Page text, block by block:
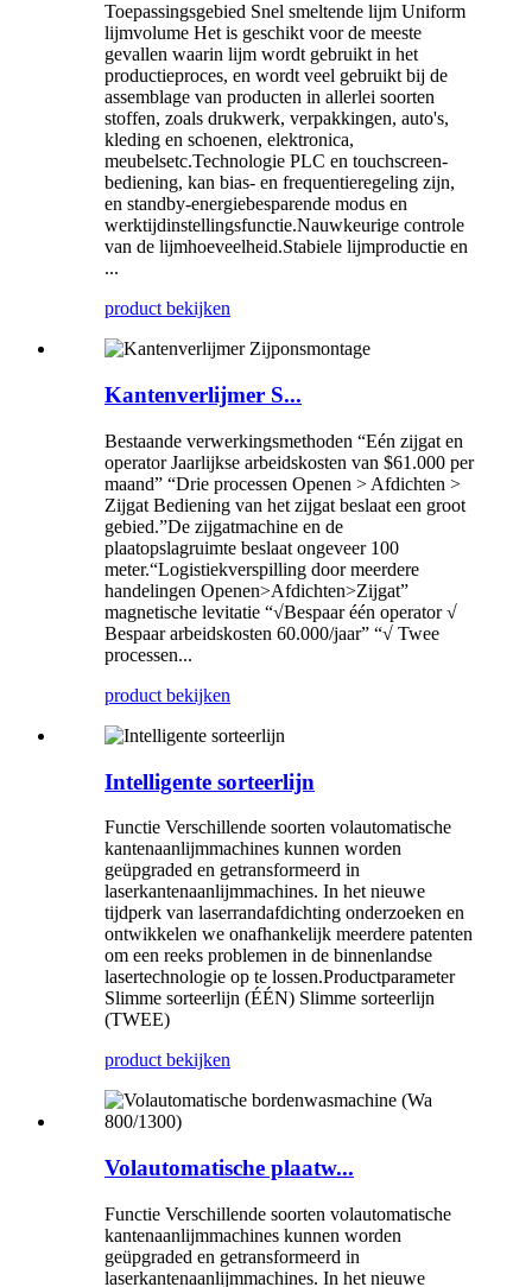
Toepassingsgebied Snel smeltende lijm Uniform
lijmvolume Het is geschikt voor de meeste
gevallen waarin lijm wordt gebruikt in het
productieproces, en wordt veel gebruikt bij de
assemblage van producten in allerlei soorten
stoffen, zoals drukwerk, verpakkingen, auto's,
kleding en schoenen, elektronica,
meubelsetc.Technologie PLC en touchscreen-
bediening, kan bias- en frequentieregeling zijn,
en standby-energiebesparende modus en
werktijdinstellingsfunctie.Nauwkeurige controle
van de lijmhoeveelheid.Stabiele lijmproductie en
...
product bekijken
Kantenverlijmer S...
Bestaande verwerkingsmethoden “Eén zijgat en
operator Jaarlijkse arbeidskosten van $61.000 per
maand” “Drie processen Openen > Afdichten >
Zijgat Bediening van het zijgat beslaat een groot
gebied.”De zijgatmachine en de
plaatopslagruimte beslaat ongeveer 100
meter.“Logistiekverspilling door meerdere
handelingen Openen>Afdichten>Zijgat”
magnetische levitatie “√Bespaar één operator √
Bespaar arbeidskosten 60.000/jaar” “√ Twee
processen...
product bekijken
Intelligente sorteerlijn
Functie Verschillende soorten volautomatische
kantenaanlijmmachines kunnen worden
geüpgraded en getransformeerd in
laserkantenaanlijmmachines. In het nieuwe
tijdperk van laserrandafdichting onderzoeken en
ontwikkelen we onafhankelijk meerdere patenten
om een ​​reeks problemen in de binnenlandse
lasertechnologie op te lossen.Productparameter
Slimme sorteerlijn (ÉÉN) Slimme sorteerlijn
(TWEE)
product bekijken
Volautomatische plaatw...
Functie Verschillende soorten volautomatische
kantenaanlijmmachines kunnen worden
geüpgraded en getransformeerd in
laserkantenaanlijmmachines. In het nieuwe